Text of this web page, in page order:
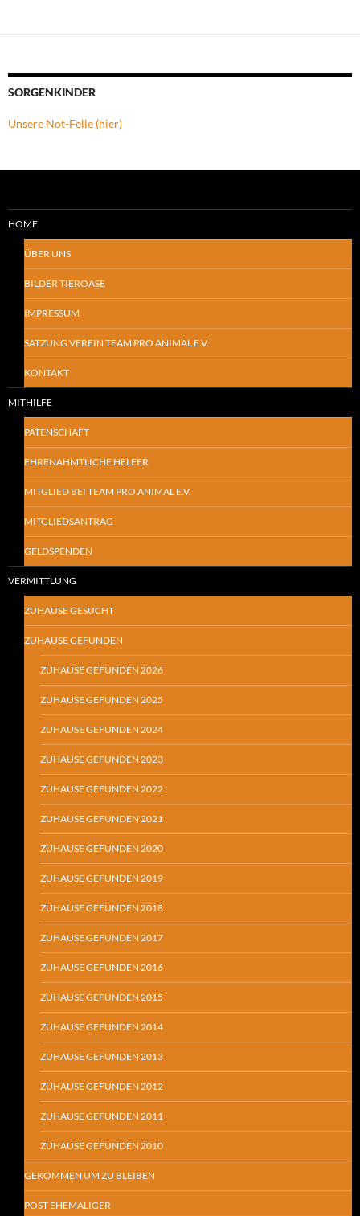
SORGENKINDER
Unsere Not-Felle (hier)
HOME
ÜBER UNS
BILDER TIEROASE
IMPRESSUM
SATZUNG VEREIN TEAM PRO ANIMAL E.V.
KONTAKT
MITHILFE
PATENSCHAFT
EHRENAHMTLICHE HELFER
MITGLIED BEI TEAM PRO ANIMAL E.V.
MITGLIEDSANTRAG
GELDSPENDEN
VERMITTLUNG
ZUHAUSE GESUCHT
ZUHAUSE GEFUNDEN
ZUHAUSE GEFUNDEN 2026
ZUHAUSE GEFUNDEN 2025
ZUHAUSE GEFUNDEN 2024
ZUHAUSE GEFUNDEN 2023
ZUHAUSE GEFUNDEN 2022
ZUHAUSE GEFUNDEN 2021
ZUHAUSE GEFUNDEN 2020
ZUHAUSE GEFUNDEN 2019
ZUHAUSE GEFUNDEN 2018
ZUHAUSE GEFUNDEN 2017
ZUHAUSE GEFUNDEN 2016
ZUHAUSE GEFUNDEN 2015
ZUHAUSE GEFUNDEN 2014
ZUHAUSE GEFUNDEN 2013
ZUHAUSE GEFUNDEN 2012
ZUHAUSE GEFUNDEN 2011
ZUHAUSE GEFUNDEN 2010
GEKOMMEN UM ZU BLEIBEN
POST EHEMALIGER